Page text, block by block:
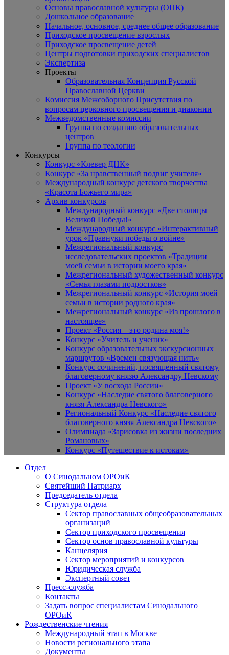
Основы православной культуры (ОПК)
Дошкольное образование
Начальное, основное, среднее общее образование
Приходское просвещение взрослых
Приходское просвещение детей
Центры подготовки приходских специалистов
Экспертиза
Проекты
Образовательная Концепция Русской
Православной Церкви
Комиссия Межсоборного Присутствия по
вопросам церковного просвещения и диаконии
Межведомственные комиссии
Группа по созданию образовательных
центров
Группа по теологии
Конкурсы
Конкурс «Клевер ДНК»
Конкурс «За нравственный подвиг учителя»
Международный конкурс детского творчества
«Красота Божьего мира»
Архив конкурсов
Международный конкурс «Две столицы
Великой Победы!»
Международный конкурс «Интерактивный
урок «Правнуки победы о войне»
Межрегиональный конкурс
исследовательских проектов «Традиции
моей семьи в истории моего края»
Межрегиональный художественный конкурс
«Семья глазами подростков»
Межрегиональный конкурс «История моей
семьи в истории родного края»
Межрегиональный конкурс «Из прошлого в
настоящее»
Проект «Россия – это родина моя!»
Конкурс «Учитель и ученик»
Конкурс образовательных экскурсионных
маршрутов «Времен связующая нить»
Конкурс сочинений, посвященный святому
благоверному князю Александру Невскому
Проект «У восхода России»
Конкурс «Наследие святого благоверного
князя Александра Невского»
Региональный Конкурс «Наследие святого
благоверного князя Александра Невского»
Олимпиада «Зарисовка из жизни последних
Романовых»
Конкурс «Путешествие к истокам»
Отдел
О Синодальном ОРОиК
Святейший Патриарх
Председатель отдела
Структура отдела
Сектор православных общеобразовательных
организаций
Сектор приходского просвещения
Сектор основ православной культуры
Канцелярия
Сектор мероприятий и конкурсов
Юридическая служба
Экспертный совет
Пресс-служба
Контакты
Задать вопрос специалистам Синодального
ОРОиК
Рождественские чтения
Международный этап в Москве
Новости регионального этапа
Документы